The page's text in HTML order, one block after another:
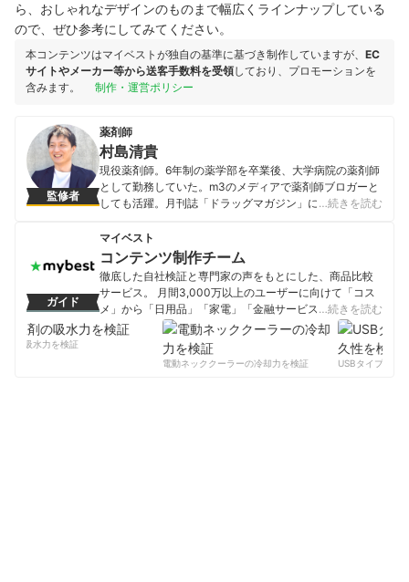
ら、おしゃれなデザインのものまで幅広くラインナップしている
ので、ぜひ参考にしてみてください。
本コンテンツはマイベストが独自の基準に基づき制作していますが、 EC
サイトやメーカー等から送客手数料を受領しており、プロモーションを
含みます。
制作・運営ポリシー
監修者
薬剤師
村島清貴
現役薬剤師。6年制の薬学部を卒業後、大学病院の薬剤師
として勤務していた。m3のメディアで薬剤師ブロガーと
しても活躍。月刊誌「ドラッグマガジン」にて特集され
局に勤務する傍ら、複業として医療従事者だけでなく一
般の方に対してもさまざまなサービスを提供中。
村島清貴のプロフィール
…続きを読む
ガイド
マイベスト
コンテンツ制作チーム
徹底した自社検証と専門家の声をもとにした、商品比較
サービス。 月間3,000万以上のユーザーに向けて「コス
メ」から「日用品」「家電」「金融サービス」まで、ベ
ストな商品を選んでもらうために、毎日コンテンツを制
コンテンツ制作チームのプロフィール
…続きを読む
の吸水力を検証
電動ネッククーラーの冷却力を検証
USBタイプCケー